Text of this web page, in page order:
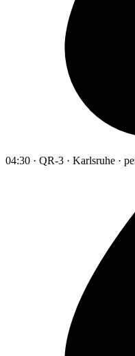
04:30 · QR-3 · Karlsruhe ·